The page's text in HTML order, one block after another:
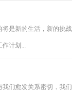
是新的生活，新的挑
作计划...
们愈发关系密切，我